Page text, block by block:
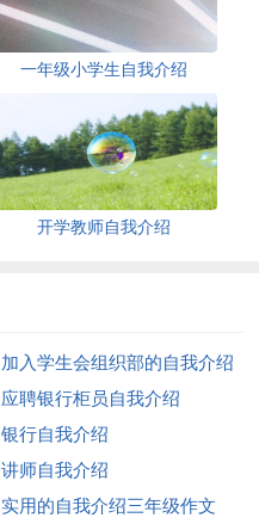
一年级小学生自我介绍
开学教师自我介绍
加入学生会组织部的自我介绍
应聘银行柜员自我介绍
银行自我介绍
讲师自我介绍
实用的自我介绍三年级作文